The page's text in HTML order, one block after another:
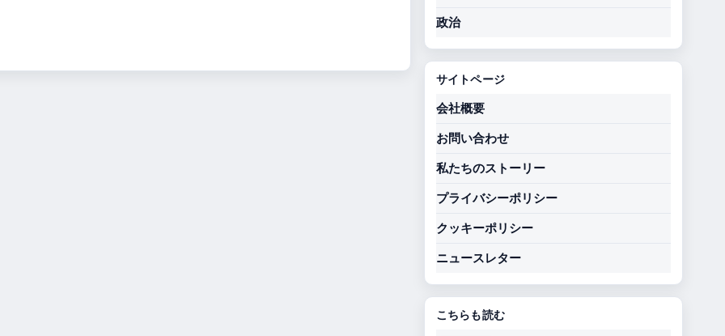
政治
サイトページ
会社概要
お問い合わせ
私たちのストーリー
プライバシーポリシー
クッキーポリシー
ニュースレター
こちらも読む